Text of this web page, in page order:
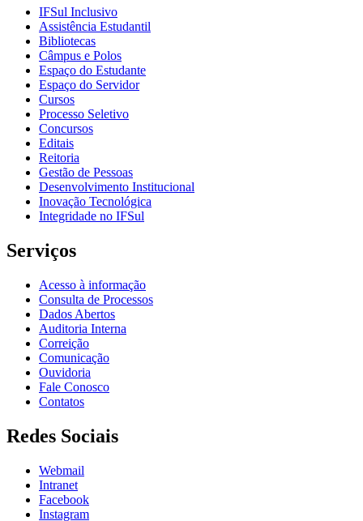
IFSul Inclusivo
Assistência Estudantil
Bibliotecas
Câmpus e Polos
Espaço do Estudante
Espaço do Servidor
Cursos
Processo Seletivo
Concursos
Editais
Reitoria
Gestão de Pessoas
Desenvolvimento Institucional
Inovação Tecnológica
Integridade no IFSul
Serviços
Acesso à informação
Consulta de Processos
Dados Abertos
Auditoria Interna
Correição
Comunicação
Ouvidoria
Fale Conosco
Contatos
Redes Sociais
Webmail
Intranet
Facebook
Instagram